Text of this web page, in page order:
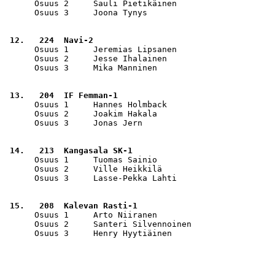
Osuus 2     Sauli Pietikäinen
Osuus 3     Joona Tynys
12.   224  Navi-2
Osuus 1     Jeremias Lipsanen
Osuus 2     Jesse Ihalainen
Osuus 3     Mika Manninen
13.   204  IF Femman-1
Osuus 1     Hannes Holmback
Osuus 2     Joakim Hakala
Osuus 3     Jonas Jern
14.   213  Kangasala SK-1
Osuus 1     Tuomas Sainio
Osuus 2     Ville Heikkilä
Osuus 3     Lasse-Pekka Lahti
15.   208  Kalevan Rasti-1
Osuus 1     Arto Niiranen
Osuus 2     Santeri Silvennoinen
Osuus 3     Henry Hyytiäinen